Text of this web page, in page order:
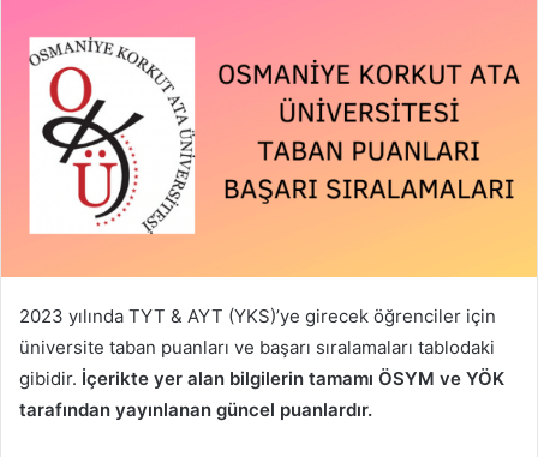
2023 yılında TYT & AYT (YKS)’ye girecek öğrenciler için
üniversite taban puanları ve başarı sıralamaları tablodaki
gibidir. İçerikte yer alan bilgilerin tamamı ÖSYM ve YÖK
tarafından yayınlanan güncel puanlardır.